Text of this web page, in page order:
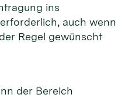
ins
auch wenn
Regel gewünscht
der Bereich